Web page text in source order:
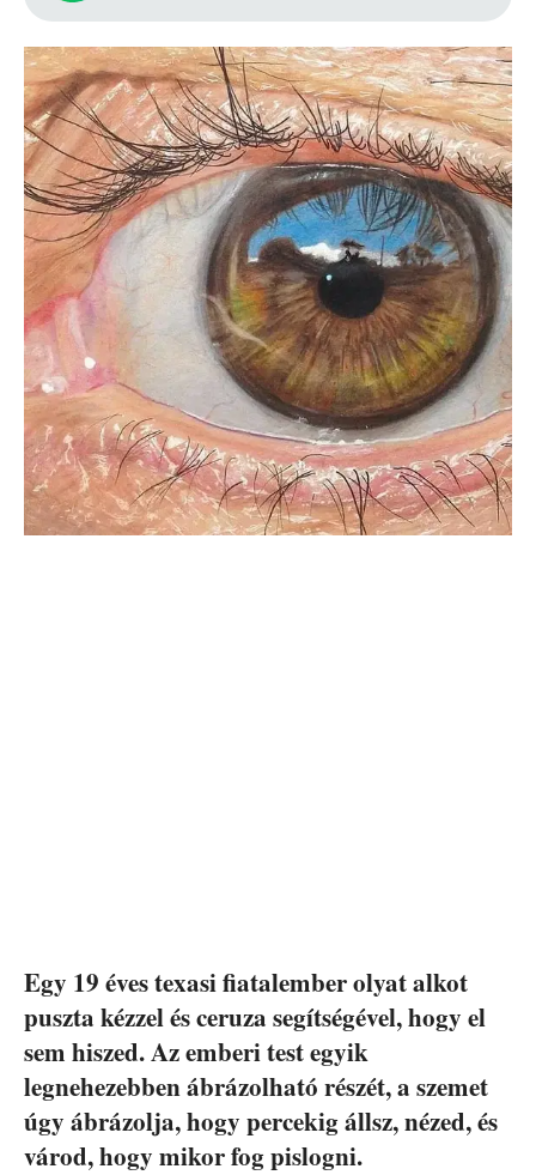
Egy 19 éves texasi fiatalember olyat alkot
puszta kézzel és ceruza segítségével, hogy el
sem hiszed. Az emberi test egyik
legnehezebben ábrázolható részét, a szemet
úgy ábrázolja, hogy percekig állsz, nézed, és
várod, hogy mikor fog pislogni.